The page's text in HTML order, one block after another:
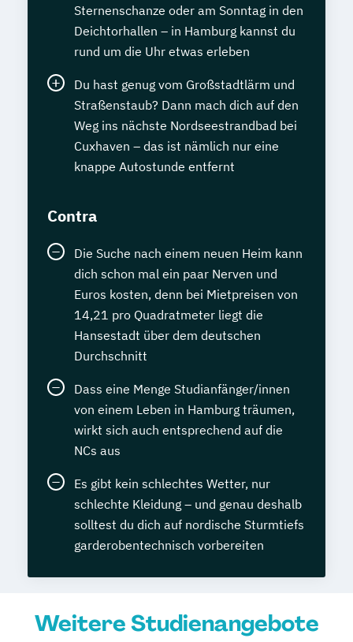
Sternenschanze oder am Sonntag in den
Deichtorhallen – in Hamburg kannst du
rund um die Uhr etwas erleben
Du hast genug vom Großstadtlärm und
Straßenstaub? Dann mach dich auf den
Weg ins nächste Nordseestrandbad bei
Cuxhaven – das ist nämlich nur eine
knappe Autostunde entfernt
Contra
Die Suche nach einem neuen Heim kann
dich schon mal ein paar Nerven und
Euros kosten, denn bei Mietpreisen von
14,21 pro Quadratmeter liegt die
Hansestadt über dem deutschen
Durchschnitt
Dass eine Menge Studianfänger/innen
von einem Leben in Hamburg träumen,
wirkt sich auch entsprechend auf die
NCs aus
Es gibt kein schlechtes Wetter, nur
schlechte Kleidung – und genau deshalb
solltest du dich auf nordische Sturmtiefs
garderobentechnisch vorbereiten
Weitere Studienangebote